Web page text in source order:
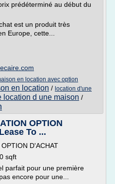
prédéterminé au début du
est un produit très
Europe, cette...
en location avec option
en location / location d'une
location d une maison /
OPTION
To ...
D'ACHAT
sqft
parfait pour une première
encore pour une...